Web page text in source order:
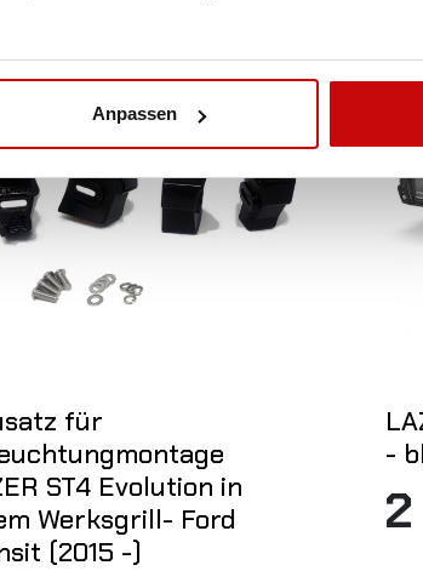
Anpassen
für
ST4 Evolution in
Werksgrill- Ford
(2015 -)
-